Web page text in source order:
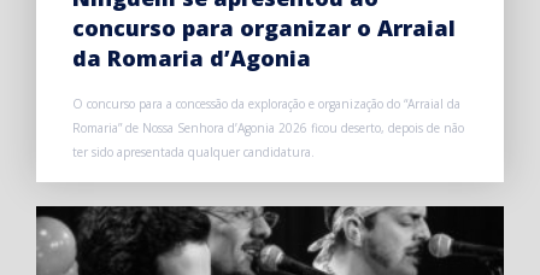
concurso para organizar o Arraial
da Romaria d’Agonia
O concurso para a concessão da exploração e organização do “Arraial da
Romaria” de Nossa Senhora d’Agonia 2026 ficou deserto, depois de não
ter sido apresentada qualquer candidatura.